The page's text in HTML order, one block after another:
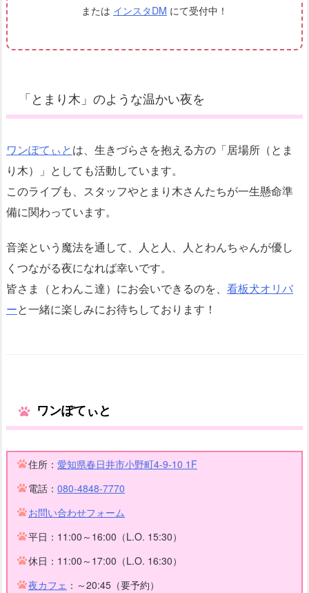
または インスタDM にて受付中！
「とまり木」のような温かい夜を
ワンぽてぃとは、生きづらさを抱える方の「居場所（とま
り木）」としても活動しています。
このライブも、スタッフやとまり木さんたちが一生懸命準
備に関わっています。
音楽という魔法を通して、人と人、人とわんちゃんが優し
くつながる夜になれば幸いです。
皆さま（とわんこ達）にお会いできるのを、 看板犬オリバ
ーと一緒に楽しみにお待ちしております！
ワンぽてぃと
住所： 愛知県春日井市小野町4-9-10 1F
電話： 080-4848-7770
お問い合わせフォーム
平日：11:00～16:00（L.O. 15:30）
休日：11:00～17:00（L.O. 16:30）
夜カフェ ：～20:45（要予約）